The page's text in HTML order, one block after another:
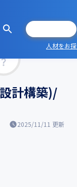
人材をお
計構築)/
2025/11/11 更新